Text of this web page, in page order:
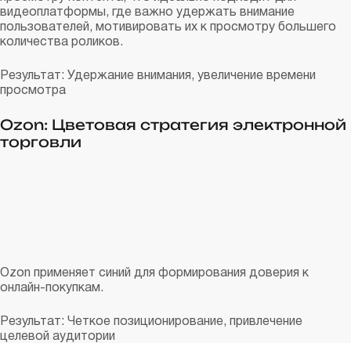
видеоплатформы, где важно удержать внимание
пользователей, мотивировать их к просмотру большего
количества роликов.
Результат: Удержание внимания, увеличение времени
просмотра
Ozon: Цветовая стратегия электронной
торговли
Ozon применяет синий для формирования доверия к
онлайн-покупкам.
Результат: Четкое позиционирование, привлечение
целевой аудитории